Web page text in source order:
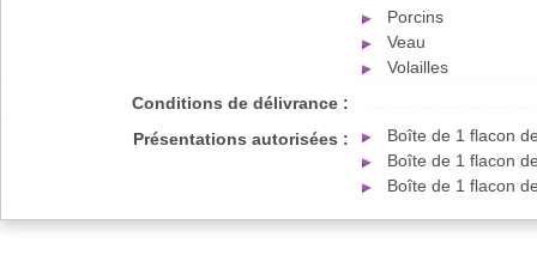
Porcins
Veau
Volailles
Conditions de délivrance :
Présentations autorisées :
Boîte de 1 flacon
Boîte de 1 flacon
Boîte de 1 flacon